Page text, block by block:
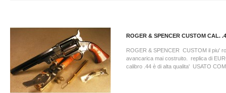
ROGER & SPENCER CUSTOM CAL.
ROGER & SPENCER CUSTOM il piu'
avancarica mai costruito. replica di
calibro .44 è di alta qualita' USATO